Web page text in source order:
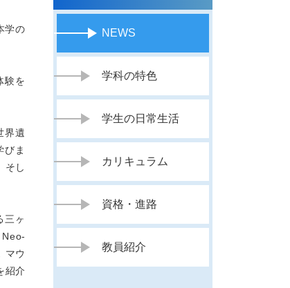
学の
験を
界遺
ま
そし
三ヶ
マウ
紹介
NEWS
学科の特色
学生の日常生活
カリキュラム
資格・進路
教員紹介